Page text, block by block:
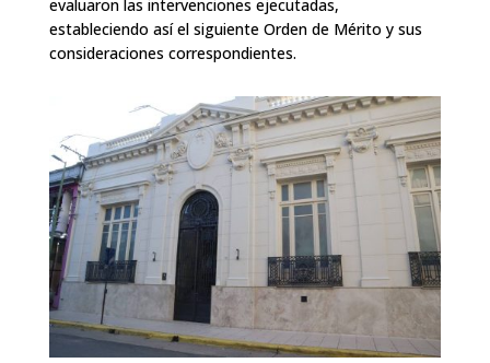
evaluaron las intervenciones ejecutadas,
estableciendo así el siguiente Orden de Mérito y sus
consideraciones correspondientes.